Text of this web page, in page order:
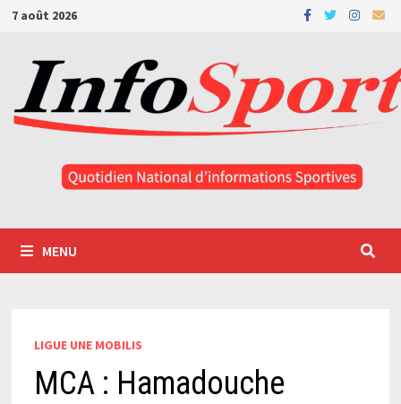
Passer
contenu
7 août 2026
MENU
LIGUE UNE MOBILIS
MCA : Hamadouche